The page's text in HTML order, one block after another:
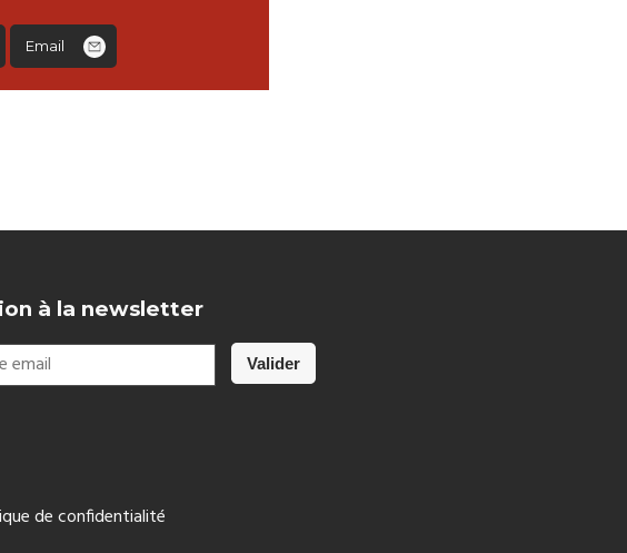
Email
à la newsletter
de confidentialité